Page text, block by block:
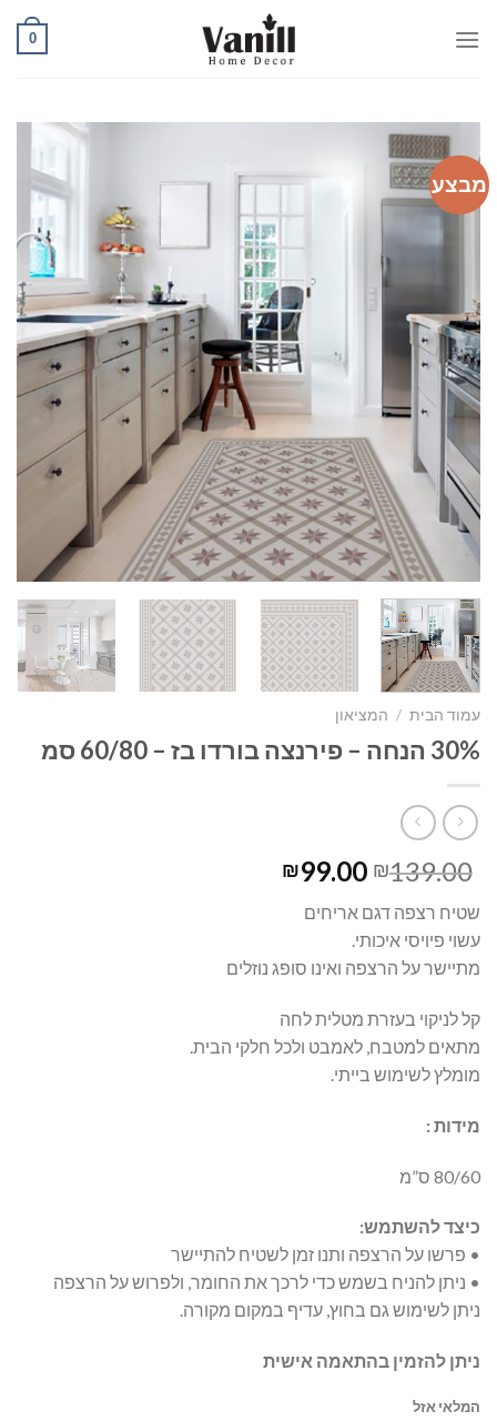
0
מבצע
עמוד הבית / המציאון
30% הנחה – פירנצה בורדו בז – 60/80 סמ
₪139.00
₪99.00
שטיח רצפה דגם אריחים
עשוי פיויסי איכותי.
מתיישר על הרצפה ואינו סופג נוזלים
קל לניקוי בעזרת מטלית לחה
מתאים למטבח, לאמבט ולכל חלקי הבית.
מומלץ לשימוש בייתי.
מידות :
80/60 ס”מ
כיצד להשתמש:
• פרשו על הרצפה ותנו זמן לשטיח להתיישר
• ניתן להניח בשמש כדי לרכך את החומר, ולפרוש על הרצפה
ניתן לשימוש גם בחוץ, עדיף במקום מקורה.
ניתן להזמין בהתאמה אישית
המלאי אזל